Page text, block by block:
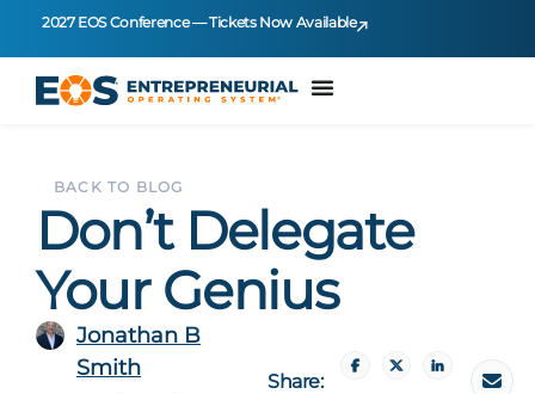
2027 EOS Conference — Tickets Now Available
BACK TO BLOG
Don’t Delegate
Your Genius
Jonathan B
Smith
Share: